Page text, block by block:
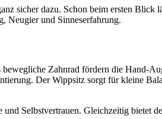
sicher dazu. Schon beim ersten Blick
Neugier und Sinneserfahrung.
Zahnrad fördern die Hand-
Der Wippsitz sorgt für kleine
Selbstvertrauen. Gleichzeitig bietet